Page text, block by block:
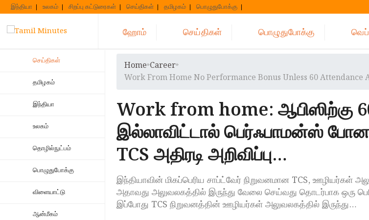
Skip
to
content
இந்தியா உலகம் சிறப்பு கட்டுரைகள் செய்திகள் தமிழகம் பொழுதுபோக்கு
ஹோம் செய்திகள் பொழுதுபோக்கு
செய்திகள்
தமிழகம்
இந்தியா
உலகம்
தொழில்நுட்பம்
பொழுதுபோக்கு
விளையாட்டு
ஆன்மீகம்
Home»Career»
Work From Home No Performance Bonus Unless 60 Attendance
Work from home: ஆபிஸிற்கு
இல்லாவிட்டால் பெர்ஃபாமன்ஸ்
TCS அதிரடி அறிவிப்பு…
இந்தியாவின் மிகப்பெரிய சாப்ட்வேர் நிறுவனமான TCS, ஊழியர்கள்
அதாவது அலுவலகத்தில் இருந்து வேலை செய்வது தொடர்பாக ஒரு
இப்போது TCS நிறுவனத்தின் ஊழியர்கள் அலுவலகத்தில் இருந்து…